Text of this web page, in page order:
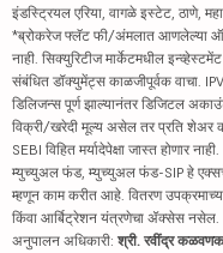
इंडस्ट्रियल एरिया, वागळे इस्टेट, ठाणे,
*ब्रोकरेज फ्लॅट फी/अंमलात आणलेल्या
नाही. सिक्युरिटीज मार्केटमधील
संबंधित डॉक्युमेंट्स काळजीपूर्वक वाचा.
डिलिजन्स पूर्ण झाल्यानंतर डिजिटल
विक्री/खरेदी मूल्य असेल तर प्रति
SEBI विहित मर्यादेपेक्षा जास्त होणार नाही.
म्युच्युअल फंड, म्युच्युअल फंड-SIP हे
म्हणून काम करीत आहे. वितरण
किंवा आर्बिट्रेशन यंत्रणेचा ॲक्सेस नसेल.
अनुपालन अधिकारी: श्री. रवींद्र